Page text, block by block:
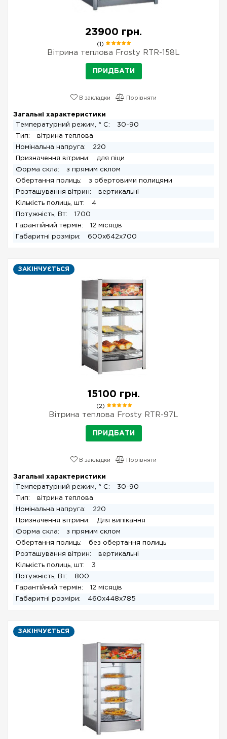
23900 грн.
(1)
Вітрина теплова Frosty RTR-158L
ПРИДБАТИ
В закладки Порівняти
Загальні характеристики
Температурний режим, ° С:
30-90
Тип:
вітрина теплова
Номінальна напруга:
220
Призначення вітрини:
для піци
Форма скла:
з прямим склом
Обертання полиць:
з обертовими полицями
Розташування вітрин:
вертикальні
Кількість полиць, шт:
4
Потужність, Вт:
1700
Гарантійний термін:
12 місяців
Габаритні розміри:
600х642х700
ЗАКІНЧУЄТЬСЯ
15100 грн.
(2)
Вітрина теплова Frosty RTR-97L
ПРИДБАТИ
В закладки Порівняти
Загальні характеристики
Температурний режим, ° С:
30-90
Тип:
вітрина теплова
Номінальна напруга:
220
Призначення вітрини:
Для випікання
Форма скла:
з прямим склом
Обертання полиць:
без обертання полиць
Розташування вітрин:
вертикальні
Кількість полиць, шт:
3
Потужність, Вт:
800
Гарантійний термін:
12 місяців
Габаритні розміри:
460х448х785
ЗАКІНЧУЄТЬСЯ